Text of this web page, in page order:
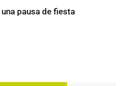
una pausa de fiesta